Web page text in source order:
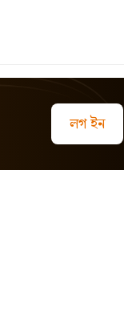
লগ ইন